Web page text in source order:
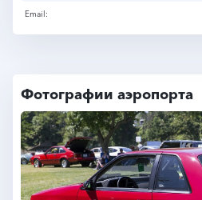
Email:
Фотографии аэропорта